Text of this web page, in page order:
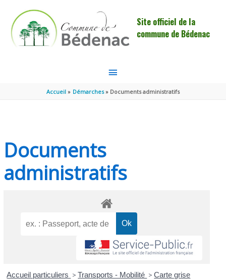
Site officiel de la
commune de Bédenac
MENU
PRINCIPAL
Accueil Démarches Documents administratifs
Documents
administratifs
Accueil particuliers > Transports - Mobilité > Carte grise